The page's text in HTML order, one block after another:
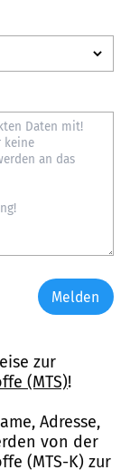
Melden
zur
(MTS)!
Adresse,
von der
(MTS-K) zur